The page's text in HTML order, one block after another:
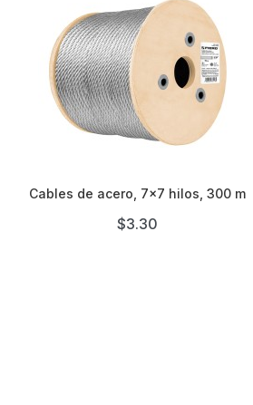

Cables de acero, 7x7 hilos, 300 m
$3.30